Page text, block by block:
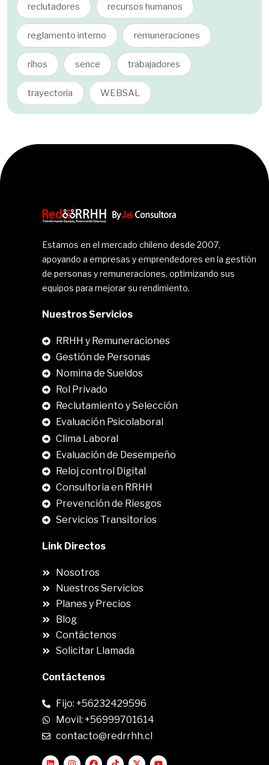
reclutadores recursos humanos
reglamento interno remuneraciones
rihos sence trabajadores
trayectoria WEBSAL
Estamos en el mercado chileno desde 2007,
apoyando a empresas y emprendedores en la gestión
de personas y remuneraciones, optimizando sus
equipos para mejorar su rendimiento.
Nuestros Servicios
RRHH y Remuneraciones
Gestión de Personas
Nomina de Sueldos
Rol Privado
Reclutamiento y Selección
Evaluación Psicolaboral
Clima Laboral
Evaluación de Desempeño
Reloj control Digital
Consultoria en RRHH
Prevención de Riesgos
Servicios Transitorios
Link Directos
Nosotros
Nuestros Servicios
Planes y Precios
Blog
Contáctenos
Solicitar Llamada
Contáctenos
Fijo: +56232429596
Movil: +56999701614
contacto@redrrhh.cl